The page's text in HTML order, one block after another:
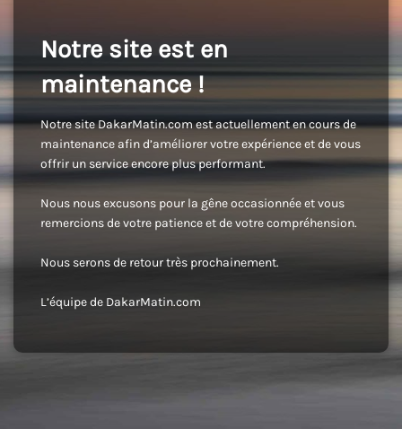
Notre site est en
maintenance !
Notre site DakarMatin.com est actuellement en cours de
maintenance afin d’améliorer votre expérience et de vous
offrir un service encore plus performant.
Nous nous excusons pour la gêne occasionnée et vous
remercions de votre patience et de votre compréhension.
Nous serons de retour très prochainement.
L’équipe de DakarMatin.com